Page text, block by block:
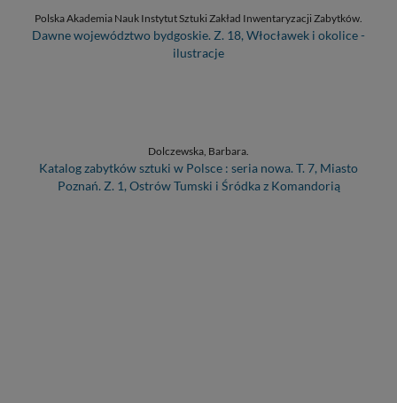
Polska Akademia Nauk Instytut Sztuki Zakład Inwentaryzacji Zabytków.
Dawne województwo bydgoskie. Z. 18, Włocławek i okolice -
ilustracje
Dolczewska, Barbara.
Katalog zabytków sztuki w Polsce : seria nowa. T. 7, Miasto
Poznań. Z. 1, Ostrów Tumski i Śródka z Komandorią